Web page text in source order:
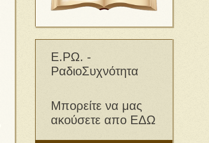
Ε.ΡΩ. -
ΡαδιοΣυχνότητα
Μπορείτε να μας
ακούσετε απο ΕΔΩ